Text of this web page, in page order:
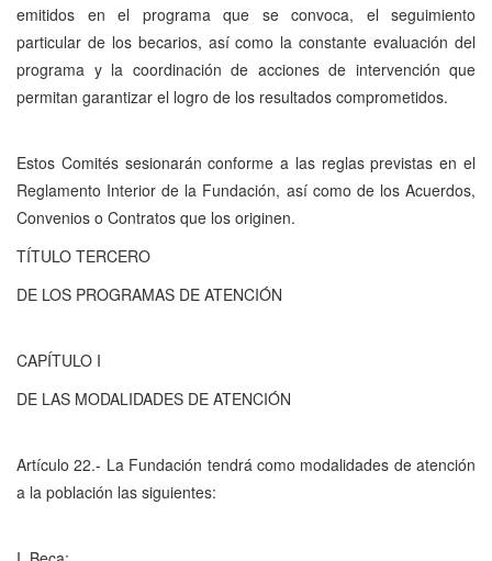
emitidos en el programa que se convoca, el seguimiento
particular de los becarios, así como la constante evaluación del
programa y la coordinación de acciones de intervención que
permitan garantizar el logro de los resultados comprometidos.
Estos Comités sesionarán conforme a las reglas previstas en el
Reglamento Interior de la Fundación, así como de los Acuerdos,
Convenios o Contratos que los originen.
TÍTULO TERCERO
DE LOS PROGRAMAS DE ATENCIÓN
CAPÍTULO I
DE LAS MODALIDADES DE ATENCIÓN
Artículo 22.- La Fundación tendrá como modalidades de atención
a la población las siguientes: